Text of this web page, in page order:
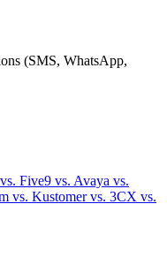
(SMS, WhatsApp,
vs. Five9 vs. Avaya vs.
vs. Kustomervs. 3CX vs.